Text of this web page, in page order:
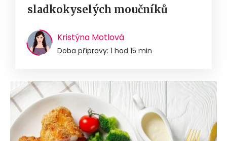
sladkokyselých moučníků
Kristýna Motlová
Doba přípravy: 1 hod 15 min